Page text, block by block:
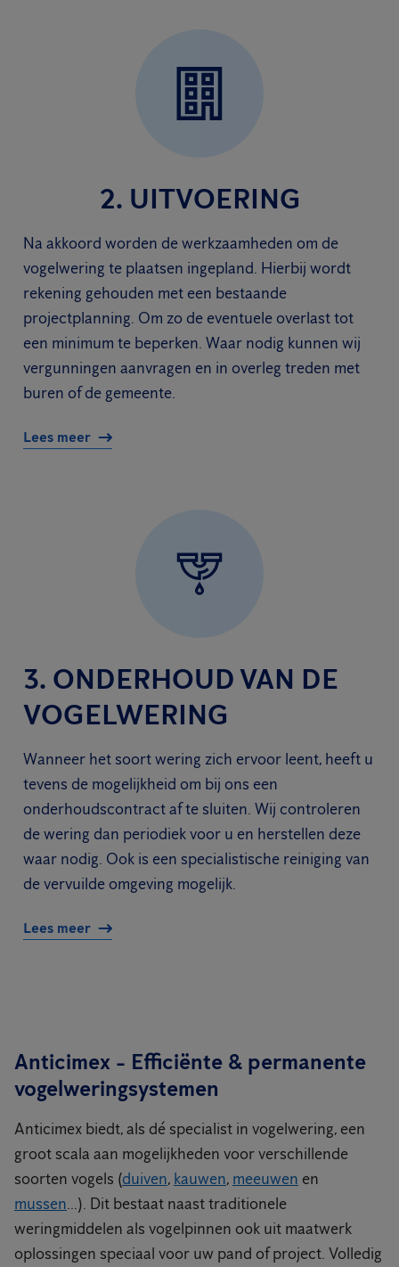
2. UITVOERING
Na akkoord worden de werkzaamheden om de
vogelwering te plaatsen ingepland. Hierbij wordt
rekening gehouden met een bestaande
projectplanning. Om zo de eventuele overlast tot
een minimum te beperken. Waar nodig kunnen wij
vergunningen aanvragen en in overleg treden met
buren of de gemeente.
Lees meer
3. ONDERHOUD VAN DE
VOGELWERING
Wanneer het soort wering zich ervoor leent, heeft u
tevens de mogelijkheid om bij ons een
onderhoudscontract af te sluiten. Wij controleren
de wering dan periodiek voor u en herstellen deze
waar nodig. Ook is een specialistische reiniging van
de vervuilde omgeving mogelijk.
Lees meer
Anticimex - Efficiënte & permanente
vogelweringsystemen
Anticimex biedt, als dé specialist in vogelwering, een
groot scala aan mogelijkheden voor verschillende
soorten vogels (duiven, kauwen, meeuwen en
mussen...). Dit bestaat naast traditionele
weringmiddelen als vogelpinnen ook uit maatwerk
oplossingen speciaal voor uw pand of project. Volledig